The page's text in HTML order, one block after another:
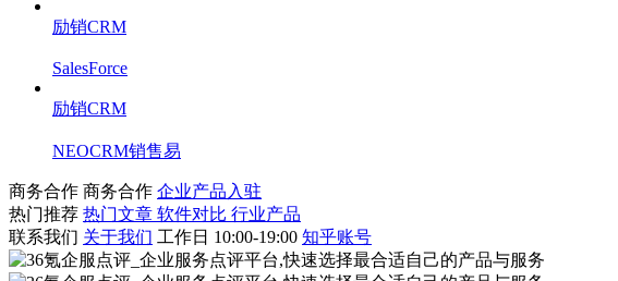
励销CRM
SalesForce
励销CRM
NEOCRM销售易
商务合作 商务合作 企业产品入驻
热门推荐 热门文章 软件对比 行业产品
联系我们 关于我们 工作日 10:00-19:00 知乎账号